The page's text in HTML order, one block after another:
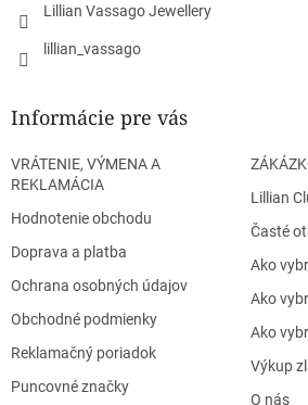
Lillian Vassago Jewellery
lillian_vassago
Informácie pre vás
VRÁTENIE, VÝMENA A
REKLAMÁCIA
Hodnotenie obchodu
Doprava a platba
Ochrana osobných údajov
Obchodné podmienky
Reklamačný poriadok
Puncovné značky
Lillian
Časté
Ako
Ako
Ako
Výkup
O nás